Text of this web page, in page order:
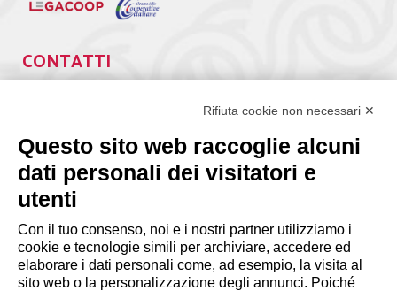
CONTATTI
segreteria@lps.coop
INFORMAZIONI
Rifiuta cookie non necessari ✕
Questo sito web raccoglie alcuni
dati personali dei visitatori e
utenti
Con il tuo consenso, noi e i nostri partner utilizziamo i
cookie e tecnologie simili per archiviare, accedere ed
elaborare i dati personali come, ad esempio, la visita al
sito web o la personalizzazione degli annunci. Poiché